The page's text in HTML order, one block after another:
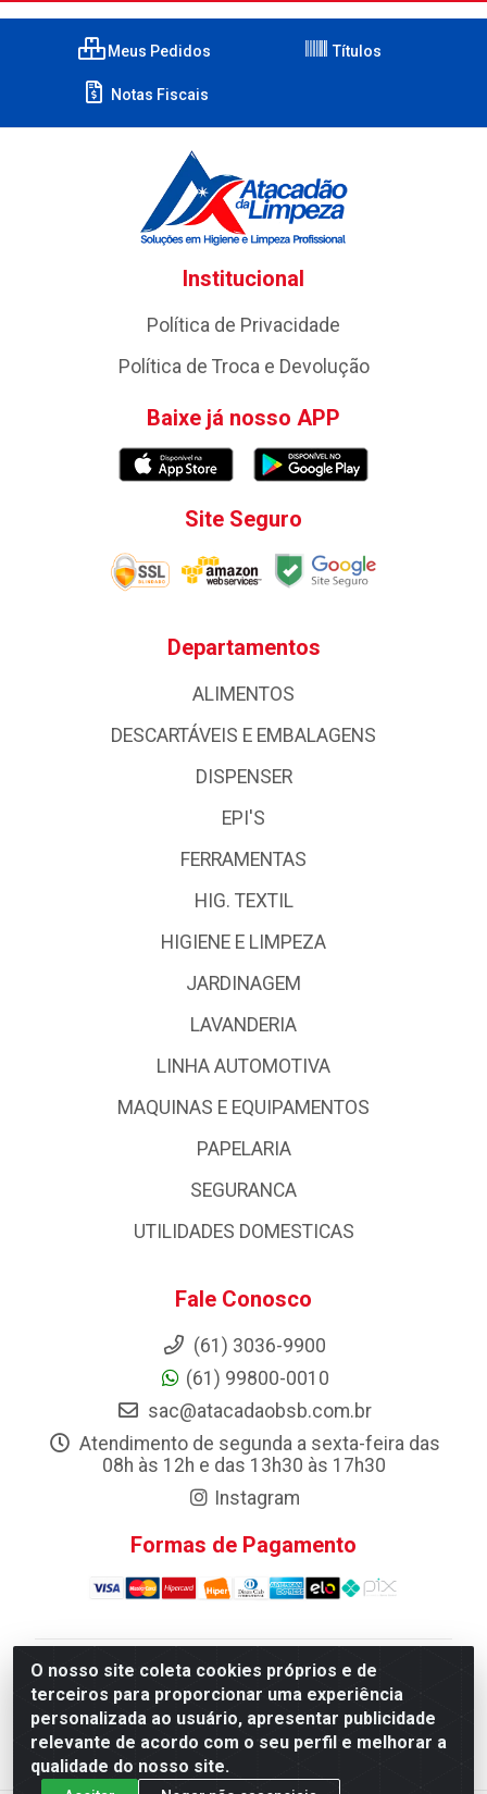
O nosso site coleta cookies próprios e de
terceiros para proporcionar uma experiência
personalizada ao usuário, apresentar publicidade
relevante de acordo com o seu perfil e melhorar a
qualidade do nosso site.
Meus Pedidos Títulos
Notas Fiscais
Institucional
Política de Privacidade
Política de Troca e Devolução
Baixe já nosso APP
Site Seguro
Departamentos
ALIMENTOS
DESCARTÁVEIS E EMBALAGENS
DISPENSER
EPI'S
FERRAMENTAS
HIG. TEXTIL
HIGIENE E LIMPEZA
JARDINAGEM
LAVANDERIA
LINHA AUTOMOTIVA
MAQUINAS E EQUIPAMENTOS
PAPELARIA
SEGURANCA
UTILIDADES DOMESTICAS
Fale Conosco
(61) 3036-9900
(61) 99800-0010
sac@atacadaobsb.com.br
Atendimento de segunda a sexta-feira das
08h às 12h e das 13h30 às 17h30
Instagram
Formas de Pagamento
Atacadao da Limpeza F. Pereira Queiroz Comercio e
Distribuicao LTDA - Quadra Qi 10 Lotes 39 e, 41 - Setor
Industrial (Taguatinga), Brasília/DF - CEP 72.135-100 -
CNPJ 13.184.675/0001-80